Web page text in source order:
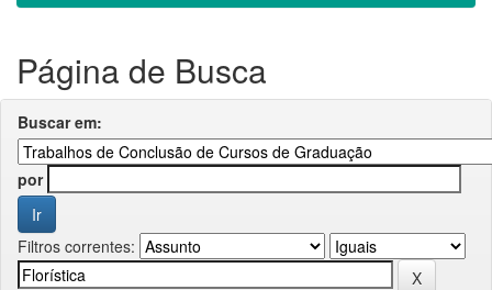
Página de Busca
Buscar em:
por
Filtros correntes: